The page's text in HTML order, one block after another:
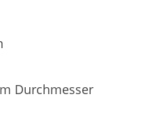
Durchmesser